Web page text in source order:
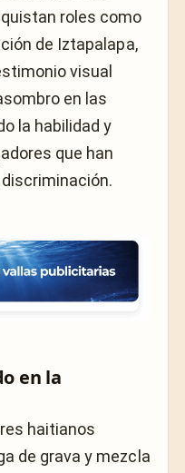
roles como
de Iztapalapa,
visual
en las
la habilidad y
que han
en la
haitianos
de grava y mezcla